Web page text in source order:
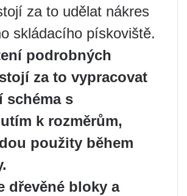
za to udělat nákres
skládacího pískoviště.
podrobných
za to vypracovat
schéma s
k rozměrům,
použity během
dřevěné bloky a